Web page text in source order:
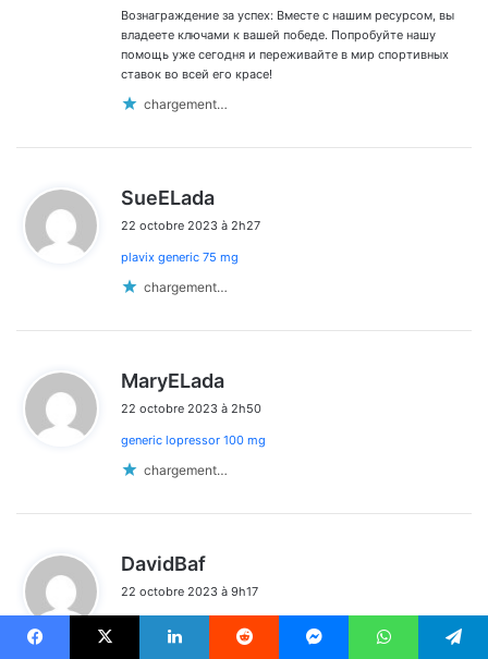
Вознаграждение за успех: Вместе с нашим ресурсом, вы
владеете ключами к вашей победе. Попробуйте нашу
помощь уже сегодня и переживайте в мир спортивных
ставок во всей его красе!
chargement…
SueELada
t
22 octobre 2023 à 2h27
plavix generic 75 mg
chargement…
MaryELada
t
22 octobre 2023 à 2h50
generic lopressor 100 mg
chargement…
DavidBaf
t
22 octobre 2023 à 9h17